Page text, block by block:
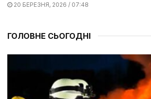
20 БЕРЕЗНЯ, 2026 / 07:48
ГОЛОВНЕ СЬОГОДНІ